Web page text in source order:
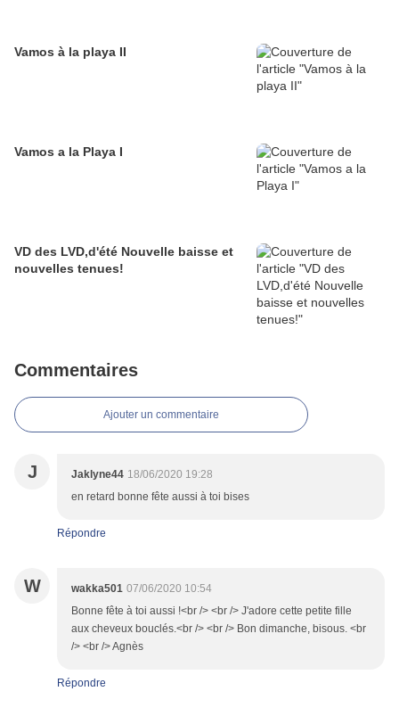
Vamos à la playa II
Vamos a la Playa I
VD des LVD,d'été Nouvelle baisse et
nouvelles tenues!
Commentaires
Ajouter un commentaire
J Jaklyne44 18/06/2020 19:28
en retard bonne fête aussi à toi bises
Répondre
W wakka501 07/06/2020 10:54
Bonne fête à toi aussi !<br /> <br /> J'adore cette petite fille
aux cheveux bouclés.<br /> <br /> Bon dimanche, bisous. <br
/> <br /> Agnès
Répondre